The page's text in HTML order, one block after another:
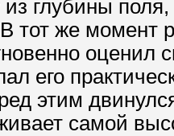
глубины
тот же момент
оценил
его
этим
самой